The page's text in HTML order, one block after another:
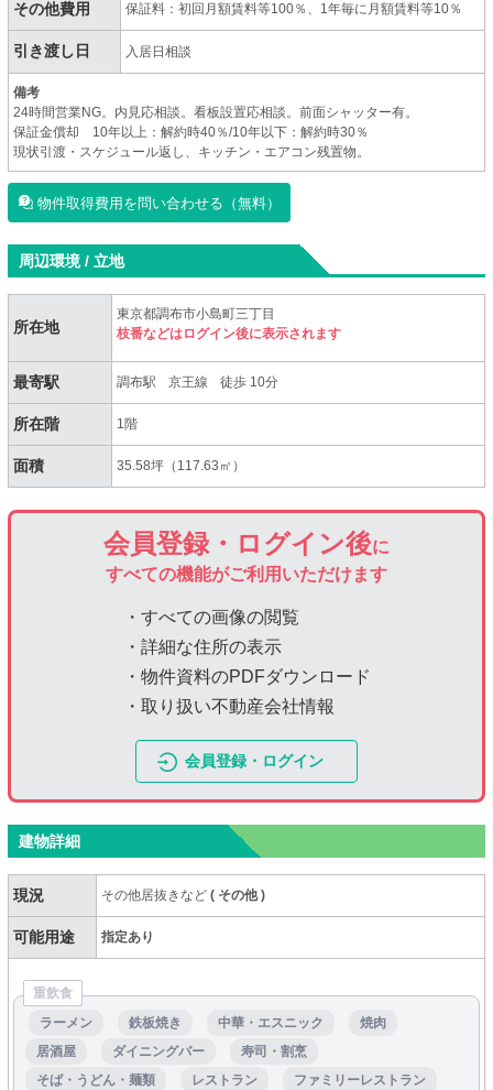
その他費用 保証料：初回月額賃料等100％、1年毎に月額賃料等10％
引き渡し日 入居日相談
備考
24時間営業NG。内見応相談。看板設置応相談。前面シャッター有。
保証金償却 10年以上：解約時40％/10年以下：解約時30％
現状引渡・スケジュール返し、キッチン・エアコン残置物。
物件取得費用を問い合わせる（無料）
周辺環境 / 立地
所在地
東京都調布市小島町三丁目
枝番などはログイン後に表示されます
最寄駅 調布駅 京王線 徒歩 10分
所在階 1階
面積 35.58坪（117.63㎡）
会員登録・ログイン後に
すべての機能がご利用いただけます
・すべての画像の閲覧
・詳細な住所の表示
・物件資料のPDFダウンロード
・取り扱い不動産会社情報
会員登録・ログイン
建物詳細
現況 その他居抜きなど( その他)
可能用途 指定あり
重飲食
ラーメン
鉄板焼き 中華・エスニック
焼肉
居酒屋
ダイニングバー
寿司・割烹
そば・うどん・麺類
レストラン
ファミリーレストラン